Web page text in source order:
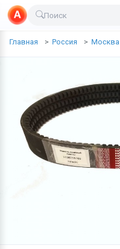
Поиск
Главная Россия Москва
Доставка еды
Недвижимость
Услуги
Личные вещи
Одежда и обувь